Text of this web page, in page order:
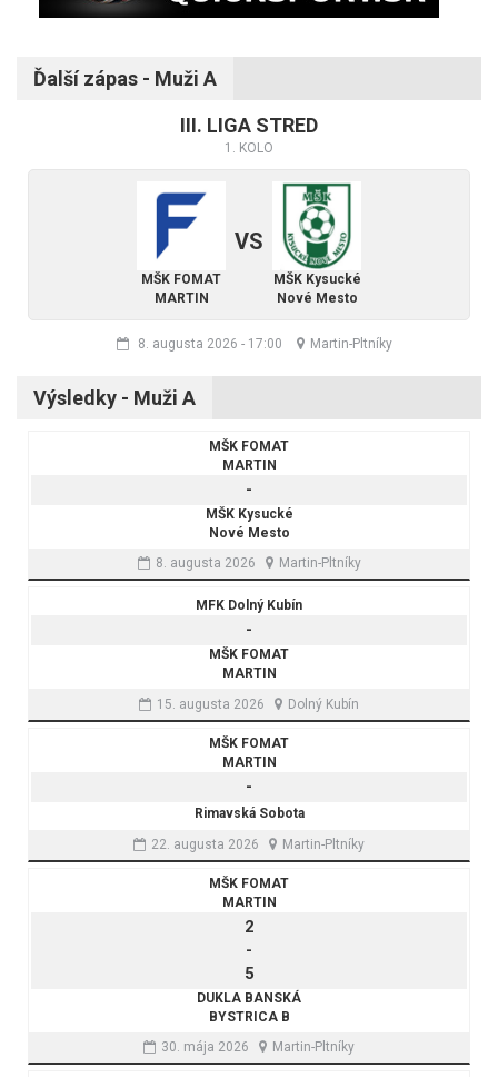
Ďalší zápas - Muži A
III. LIGA STRED
1. KOLO
MŠK FOMAT
MARTIN
VS
MŠK Kysucké
Nové Mesto
8. augusta 2026 - 17:00 Martin-Pltníky
Výsledky - Muži A
MŠK FOMAT
MARTIN
-
MŠK Kysucké
Nové Mesto
8. augusta 2026
Martin-Pltníky
MFK Dolný Kubín
-
MŠK FOMAT
MARTIN
15. augusta 2026
Dolný Kubín
MŠK FOMAT
MARTIN
-
Rimavská Sobota
22. augusta 2026
Martin-Pltníky
MŠK FOMAT
MARTIN
2
-
5
DUKLA BANSKÁ
BYSTRICA B
30. mája 2026
Martin-Pltníky